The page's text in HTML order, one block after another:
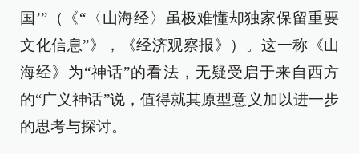
国’”（《“〈山海经〉虽极难懂却独家保留重要
文化信息”》，《经济观察报》）。这一称《山
海经》为“神话”的看法，无疑受启于来自西方
的“广义神话”说，值得就其原型意义加以进一步
的思考与探讨。